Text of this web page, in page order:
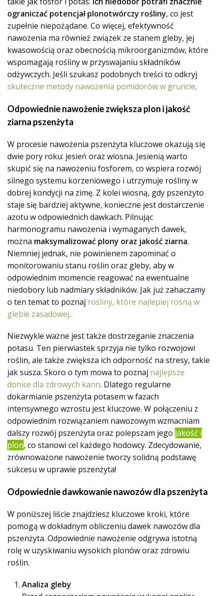
ograniczać potencjał plonotwórczy rośliny, co jest
zupełnie niepożądane. Co więcej, efektywność
nawożenia ma również związek ze stanem gleby, jej
kwasowością oraz obecnością mikroorganizmów, które
wspomagają rośliny w przyswajaniu składników
odżywczych. Jeśli szukasz podobnych treści to odkryj
skuteczne metody nawożenia pomidorów w gruncie.
Odpowiednie nawożenie zwiększa plon i jakość
ziarna pszenżyta
W procesie nawożenia pszenżyta kluczowe okazują się
dwie pory roku: jesień oraz wiosna. Jesienią warto
skupić się na nawożeniu fosforem, co wspiera rozwój
silnego systemu korzeniowego i utrzymuje rośliny w
dobrej kondycji na zimę. Z kolei wiosną, gdy pszenżyto
staje się bardziej aktywne, konieczne jest dostarczenie
azotu w odpowiednich dawkach. Pilnując
harmonogramu nawożenia i wymaganych dawek,
można maksymalizować plony oraz jakość ziarna.
Niemniej jednak, nie powinienem zapominać o
monitorowaniu stanu roślin oraz gleby, aby w
odpowiednim momencie reagować na ewentualne
niedobory lub nadmiary składników. Jak już zahaczamy
o ten temat to poznaj rośliny, które najlepiej rosną w
glebie zasadowej.
Niezwykle ważne jest także dostrzeganie znaczenia
potasu. Ten pierwiastek sprzyja nie tylko rozwojowi
roślin, ale także zwiększa ich odporność na stresy, takie
jak susza. Skoro o tym mowa to poznaj najlepsze
donice dla zdrowych kann. Dlatego regularne
dokarmianie pszenżyta potasem w fazach
intensywnego wzrostu jest kluczowe. W połączeniu z
odpowiednim rozwiązaniem nawozowym wzmacniam
dalszy rozwój pszenżyta oraz polepszam jego jakość i
plon, co stanowi cel każdego hodowcy. Zdecydowanie,
zrównoważone nawożenie tworzy solidną podstawę
sukcesu w uprawie pszenżyta!
Odpowiednie dawkowanie nawozów dla pszenżyta
W poniższej liście znajdziesz kluczowe kroki, które
pomogą w dokładnym obliczeniu dawek nawozów dla
pszenżyta. Odpowiednie nawożenie odgrywa istotną
rolę w uzyskiwaniu wysokich plonów oraz zdrowiu
roślin.
Analiza gleby